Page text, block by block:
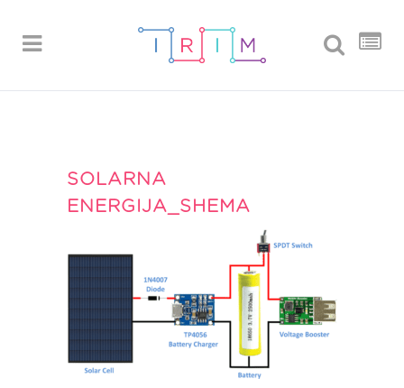
SOLARNA
ENERGIJA_SHEMA